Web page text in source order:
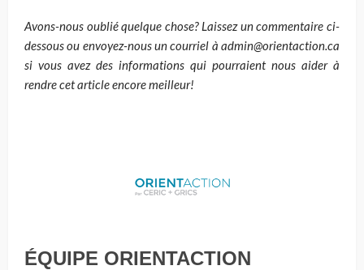
Avons-nous oublié quelque chose?Laissez un commentaire ci-
dessous ou envoyez-nous un courriel à admin@orientaction.ca
si vous avez des informations qui pourraient nous aider à
rendre cet article encore meilleur!
ÉQUIPE ORIENTACTION